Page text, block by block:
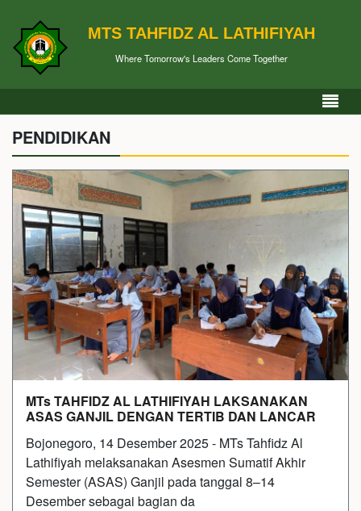
MTS TAHFIDZ AL LATHIFIYAH
Where Tomorrow's Leaders Come Together
PENDIDIKAN
MTs TAHFIDZ AL LATHIFIYAH LAKSANAKAN
ASAS GANJIL DENGAN TERTIB DAN LANCAR
Bojonegoro, 14 Desember 2025 - MTs Tahfidz Al
Lathifiyah melaksanakan Asesmen Sumatif Akhir
Semester (ASAS) Ganjil pada tanggal 8–14
Desember sebagai bagian da